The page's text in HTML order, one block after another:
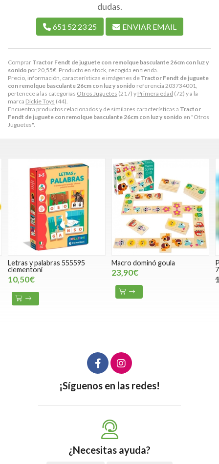
Comprar Tractor Fendt de juguete con remolque basculante 26cm con luz y
sonido por 20,55€ . Producto en stock, recogida en tienda.
Precio, información, características e imágenes de Tractor Fendt de juguete
con remolque basculante 26cm con luz y sonido referencia 203734001,
pertenece a las categorías Otros Juguetes (217) y Primera edad (72) y a la
marca Dickie Toys (44).
Encuentra productos relacionados y de similares características a Tractor
Fendt de juguete con remolque basculante 26cm con luz y sonido en "Otros
Juguetes".
dudas.
651 52 23 25 ENVIAR EMAIL
Macro dominó goula
23,90€
Poni de juguete Playmobil
70522
15,50€
¡Síguenos en las redes!
¿Necesitas ayuda?